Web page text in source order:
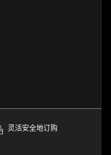
灵活安全地订购